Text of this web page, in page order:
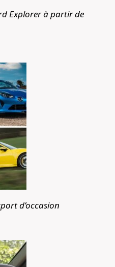
Explorer à partir de
d’occasion